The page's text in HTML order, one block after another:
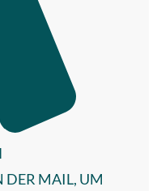
DER MAIL, UM